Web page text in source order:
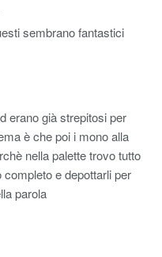
sembrano fantastici
erano già strepitosi per
è che poi i mono alla
nella palette trovo tutto
e depottarli per
parola